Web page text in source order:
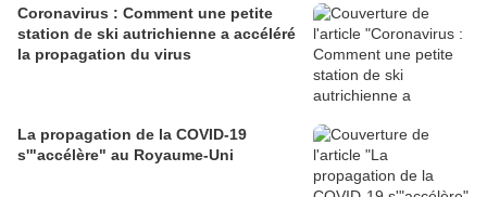
Coronavirus : Comment une petite
station de ski autrichienne a accéléré
la propagation du virus
La propagation de la COVID-19
s'"accélère" au Royaume-Uni